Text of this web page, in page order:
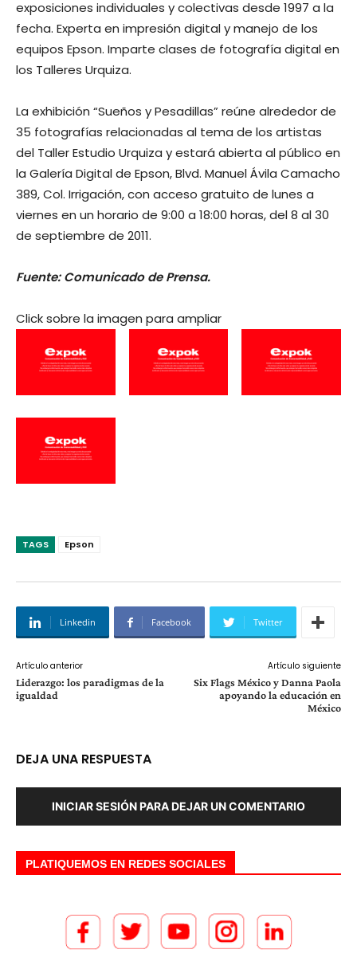
exposiciones individuales y colectivas desde 1997 a la
fecha. Experta en impresión digital y manejo de los
equipos Epson. Imparte clases de fotografía digital en
los Talleres Urquiza.
La exhibición “Sueños y Pesadillas” reúne alrededor de
35 fotografías relacionadas al tema de los artistas
del Taller Estudio Urquiza y estará abierta al público en
la Galería Digital de Epson, Blvd. Manuel Ávila Camacho
389, Col. Irrigación, con acceso gratuito de lunes a
viernes en un horario de 9:00 a 18:00 horas, del 8 al 30
de septiembre de 2011.
Fuente: Comunicado de Prensa.
Click sobre la imagen para ampliar
TAGS Epson
Linkedin Facebook Twitter
Artículo anterior
Liderazgo: los paradigmas de la
igualdad
Artículo siguiente
Six Flags México y Danna Paola
apoyando la educación en
México
DEJA UNA RESPUESTA
INICIAR SESIÓN PARA DEJAR UN COMENTARIO
PLATIQUEMOS EN REDES SOCIALES